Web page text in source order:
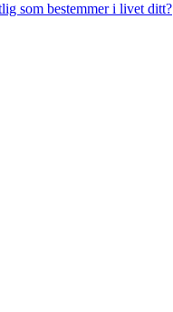
som bestemmer i livet ditt?